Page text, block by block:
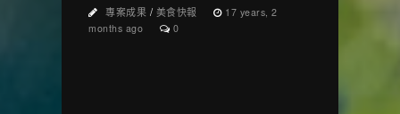
專案成果 / 美食快報
17 years, 2
months ago
0